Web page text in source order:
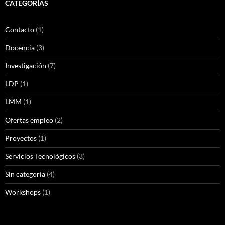
CATEGORÍAS
Contacto (1)
Docencia (3)
Investigación (7)
LDP (1)
LMM (1)
Ofertas empleo (2)
Proyectos (1)
Servicios Tecnológicos (3)
Sin categoría (4)
Workshops (1)